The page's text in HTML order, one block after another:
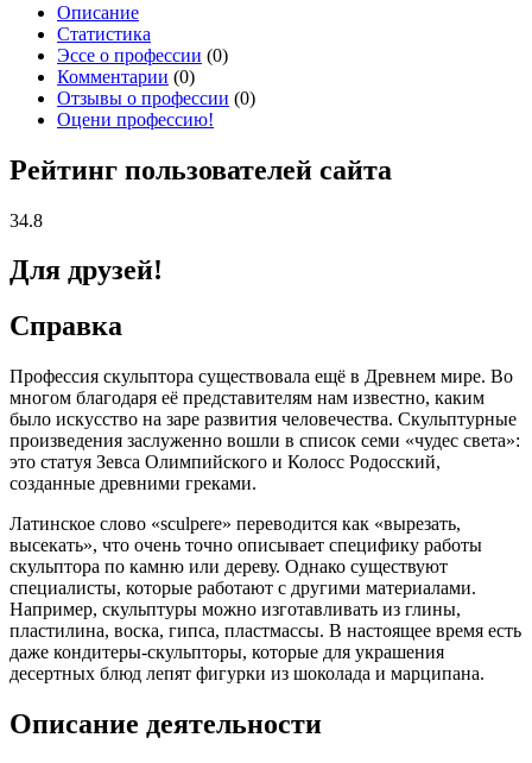
Описание
Статистика
Эссе о профессии (0)
Комментарии (0)
Отзывы о профессии (0)
Оцени профессию!
Рейтинг пользователей сайта
34.8
Для друзей!
Справка
Профессия скульптора существовала ещё в Древнем мире. Во
многом благодаря её представителям нам известно, каким
было искусство на заре развития человечества. Скульптурные
произведения заслуженно вошли в список семи «чудес света»:
это статуя Зевса Олимпийского и Колосс Родосский,
созданные древними греками.
Латинское слово «sculpere» переводится как «вырезать,
высекать», что очень точно описывает специфику работы
скульптора по камню или дереву. Однако существуют
специалисты, которые работают с другими материалами.
Например, скульптуры можно изготавливать из глины,
пластилина, воска, гипса, пластмассы. В настоящее время есть
даже кондитеры-скульпторы, которые для украшения
десертных блюд лепят фигурки из шоколада и марципана.
Описание деятельности